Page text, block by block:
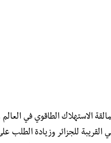
الاستهلاك الطاقوي في
القريبة للجزائر وزيادة